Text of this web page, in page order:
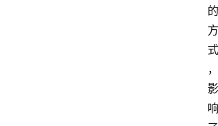
的
方
式
，
影
响